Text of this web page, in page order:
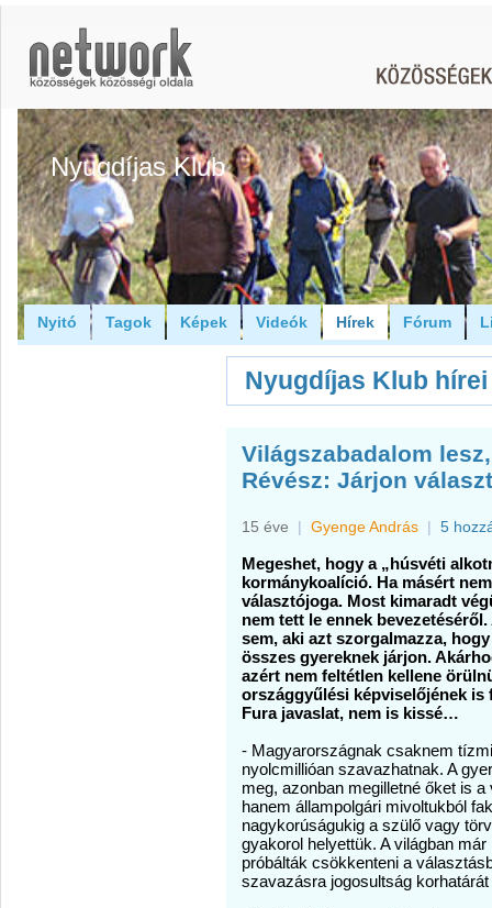
Nyugdíjas Klub
Nyitó Tagok Képek Videók Hírek Fórum
Nyugdíjas Klub hírei
Világszabadalom
Révész: Járjon
15 éve | Gyenge András | 5
Megeshet, hogy a „húsvéti
kormánykoalíció. Ha másért
választójoga. Most kimaradt
nem tett le ennek
sem, aki azt szorgalmazza,
összes gyereknek járjon.
azért nem feltétlen kellene
országgyűlési képviselőjének is
Fura javaslat, nem is kissé…
- Magyarországnak csaknem
nyolcmillióan szavazhatnak. A
meg, azonban megilletné őket is
hanem állampolgári mivoltukból
nagykorúságukig a szülő vagy
gyakorol helyettük. A világban
próbálták csökkenteni a
szavazásra jogosultság